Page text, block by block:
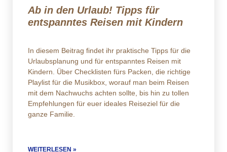
Ab in den Urlaub! Tipps für
entspanntes Reisen mit Kindern
In diesem Beitrag findet ihr praktische Tipps für die
Urlaubsplanung und für entspanntes Reisen mit
Kindern. Über Checklisten fürs Packen, die richtige
Playlist für die Musikbox, worauf man beim Reisen
mit dem Nachwuchs achten sollte, bis hin zu tollen
Empfehlungen für euer ideales Reiseziel für die
ganze Familie.
WEITERLESEN »